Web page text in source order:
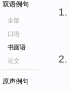
双语例句
全部
口语
书面语
论文
原声例句